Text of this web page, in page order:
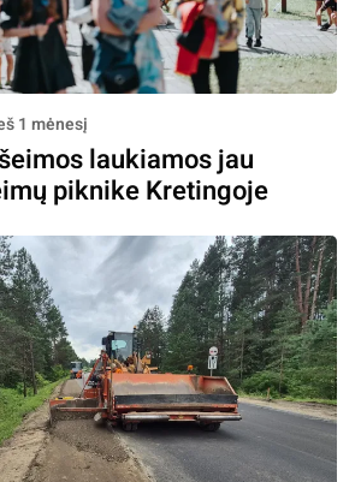
1 mėnesį
laukiamos jau
piknike Kretingoje